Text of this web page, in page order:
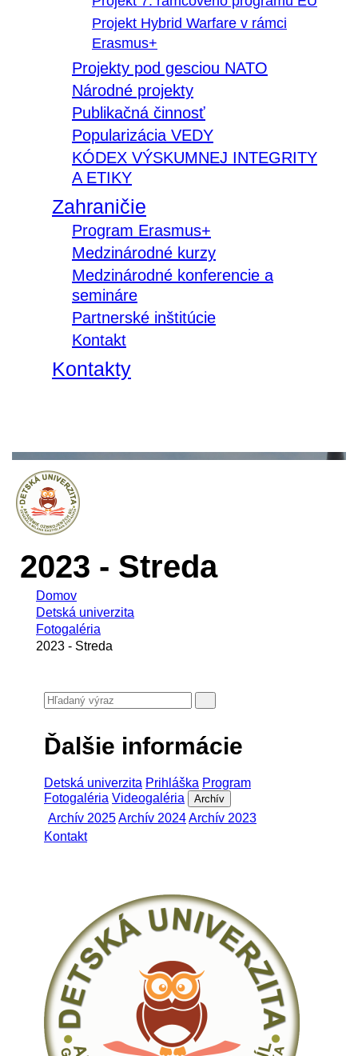
Projekt Hybrid Warfare v rámci
Erasmus+
Projekty pod gesciou NATO
Národné projekty
Publikačná činnosť
Popularizácia VEDY
KÓDEX VÝSKUMNEJ INTEGRITY
A ETIKY
Zahraničie
Program Erasmus+
Medzinárodné kurzy
Medzinárodné konferencie a
semináre
Partnerské inštitúcie
Kontakt
Kontakty
2023 - Streda
Domov
Detská univerzita
Fotogaléria
2023 - Streda
Ďalšie informácie
Detská univerzita Prihláška Program
Fotogaléria Videogaléria Archív
Archív 2025Archív 2024Archív 2023
Kontakt